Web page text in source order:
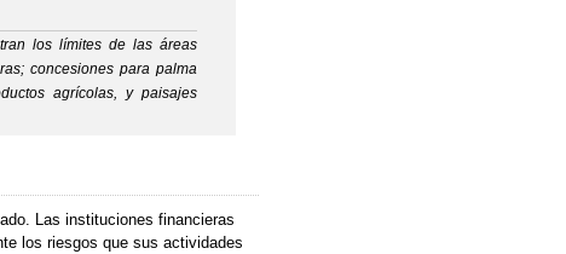
los límites de las áreas
concesiones para palma
agrícolas, y paisajes
Las instituciones financieras
los riesgos que sus actividades